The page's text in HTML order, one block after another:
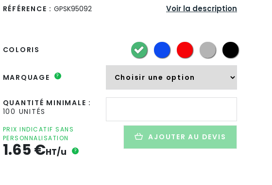
RÉFÉRENCE : GPSK95092 Voir la description
COLORIS
MARQUAGE ?
QUANTITÉ MINIMALE :
100 UNITÉS
quantité
Porte-
PRIX INDICATIF SANS
PERSONNALISATION
1.65€HT/u ?
AJOUTER AU DEVIS